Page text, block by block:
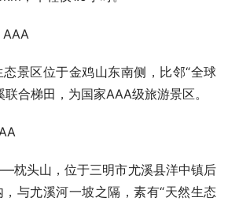
AAA
区位于金鸡山东南侧，比邻“全球
合梯田，为国家AAA级旅游景区。
头山，位于三明市尤溪县洋中镇后
与尤溪河一坡之隔，素有“天然生态